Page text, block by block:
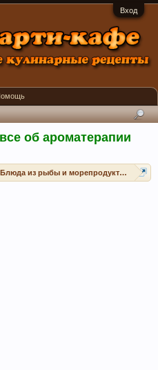
Вход
об ароматерапии
Блюда из рыбы и морепродуктов